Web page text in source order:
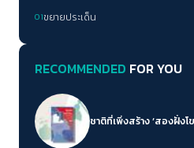
01ขยายประเด็น
RECOMMENDED FOR YOU
ชาติที่เพิ่งสร้าง ‘สองฝั่งโ